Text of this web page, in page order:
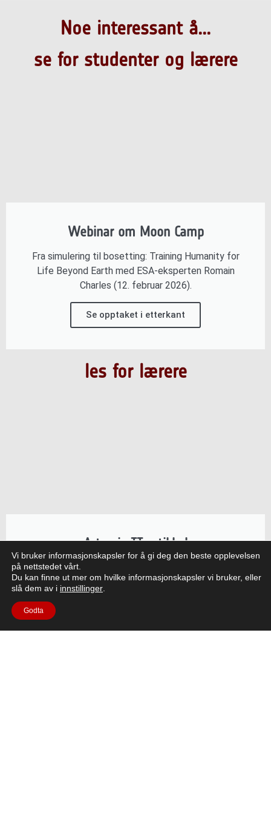
Noe interessant å...
se for studenter og lærere
Webinar om Moon Camp
Fra simulering til bosetting: Training Humanity for
Life Beyond Earth med ESA-eksperten Romain
Charles (12. februar 2026).
Se opptaket i etterkant
les for lærere
Artemis II-artikkel
NASAs Artemis II-oppdrag, som ble drevet av
ESAs European Service Module (ESM), sendte
mennesker lenger enn noen gang tidligere.
Vi bruker informasjonskapsler for å gi deg den beste opplevelsen
på nettstedet vårt.
Du kan finne ut mer om hvilke informasjonskapsler vi bruker, eller
slå dem av i innstillinger
Godta